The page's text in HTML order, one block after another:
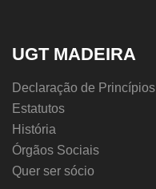
UGT MADEIRA
Declaração de Princípios
Estatutos
História
Órgãos Sociais
Quer ser sócio